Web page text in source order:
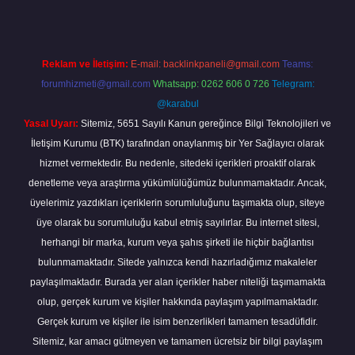
Reklam ve İletişim: E-mail: backlinkpaneli@gmail.com Teams:
forumhizmeti@gmail.com Whatsapp: 0262 606 0 726 Telegram:
@karabul
Yasal Uyarı: Sitemiz, 5651 Sayılı Kanun gereğince Bilgi Teknolojileri ve
İletişim Kurumu (BTK) tarafından onaylanmış bir Yer Sağlayıcı olarak
hizmet vermektedir. Bu nedenle, sitedeki içerikleri proaktif olarak
denetleme veya araştırma yükümlülüğümüz bulunmamaktadır. Ancak,
üyelerimiz yazdıkları içeriklerin sorumluluğunu taşımakta olup, siteye
üye olarak bu sorumluluğu kabul etmiş sayılırlar. Bu internet sitesi,
herhangi bir marka, kurum veya şahıs şirketi ile hiçbir bağlantısı
bulunmamaktadır. Sitede yalnızca kendi hazırladığımız makaleler
paylaşılmaktadır. Burada yer alan içerikler haber niteliği taşımamakta
olup, gerçek kurum ve kişiler hakkında paylaşım yapılmamaktadır.
Gerçek kurum ve kişiler ile isim benzerlikleri tamamen tesadüfidir.
Sitemiz, kar amacı gütmeyen ve tamamen ücretsiz bir bilgi paylaşım